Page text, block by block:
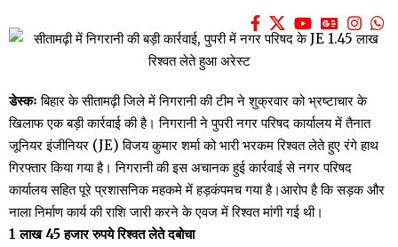
डेस्कः बिहार के सीतामढ़ी जिले में निगरानी की टीम ने शुक्रवार को भ्रष्टाचार के
खिलाफ एक बड़ी कार्रवाई की है। निगरानी ने पुपरी नगर परिषद कार्यालय में तैनात
जूनियर इंजीनियर (JE) विजय कुमार शर्मा को भारी भरकम रिश्वत लेते हुए रंगे हाथ
गिरफ्तार किया गया है। निगरानी की इस अचानक हुई कार्रवाई से नगर परिषद
कार्यालय सहित पूरे प्रशासनिक महकमे में हड़कंपमच गया है।आरोप है कि सड़क और
नाला निर्माण कार्य की राशि जारी करने के एवज में रिश्वत मांगी गई थी।
1 लाख 45 हजार रुपये रिश्वत लेते दबोचा